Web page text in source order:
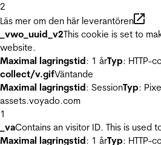
2
Läs mer om den här leverantören
_vwo_uuid_v2This cookie is set to
website.
Maximal lagringstid: 1 årTyp: HTTP-
collect/v.gifVäntande
Maximal lagringstid: SessionTyp:
assets.voyado.com
1
_vaContains an visitor ID. This is
Maximal lagringstid: 1 årTyp: HTTP-